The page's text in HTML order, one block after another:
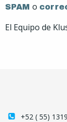
SPAM o
El Equipo de
+52 ( 55)